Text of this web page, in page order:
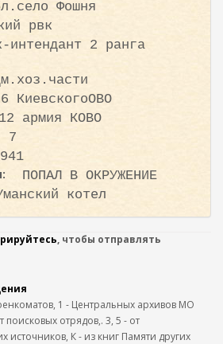
Фошня
рвк
интендант 2 ранга
КиевскогоОВО
12 армия КОВО
7
ПОПАЛ В ОКРУЖЕНИЕ
котел
, чтобы отправлять
1 - Центральных архивов МО
поисковых отрядов,. 3, 5 - от
источников, К - из книг Памяти других